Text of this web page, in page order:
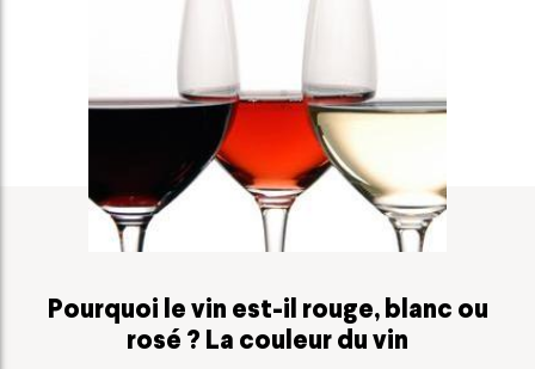
PARLONS BIEN, PARLONS VIN
Pourquoi le vin est-il rouge, blanc ou
rosé ? La couleur du vin